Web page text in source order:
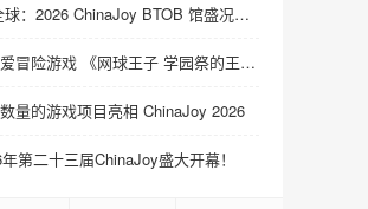
领航出海·连接全球：2026 ChinaJoy BTOB 馆盛况空前
《网球王子》恋爱冒险游戏 《网球王子 学园祭的王子们 ♡-40 and more…》与《网球王子 心跳求生 Tie break ♡game》发售
量的游戏项目亮相 ChinaJoy 2026
第二十三届ChinaJoy盛大开幕！